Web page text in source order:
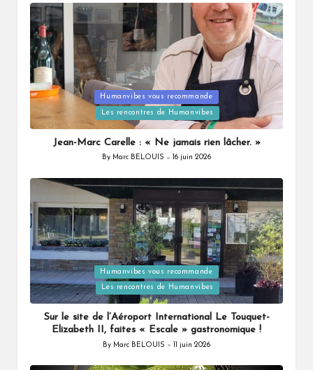
Posted
Humanvibes vous recommande
Les rencontres de Humanvibes
Jean-Marc Carelle : « Ne jamais rien lâcher. »
Posted
By Marc BELOUIS 16 juin 2026
Posted
in
Humanvibes vous recommande
Les rencontres de Humanvibes
Sur le site de l’Aéroport International Le Touquet-
Elizabeth II, faites « Escale » gastronomique !
Posted
By Marc BELOUIS 11 juin 2026